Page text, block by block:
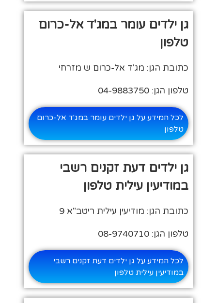
גן ילדים עומר במג'ד אל-כרום
טלפון
כתובת הגן: מג'ד אל-כרום ש מזרחי
טלפון הגן: 04-9883750
לכל המידע על גן ילדים עומר במג'ד אל-כרום
טלפון
גן ילדים דעת זקנים רשבי
במודיעין עילית טלפון
כתובת הגן: מודיעין עילית ריטב"א 9
טלפון הגן: 08-9740710
לכל המידע על גן ילדים דעת זקנים רשבי
במודיעין עילית טלפון